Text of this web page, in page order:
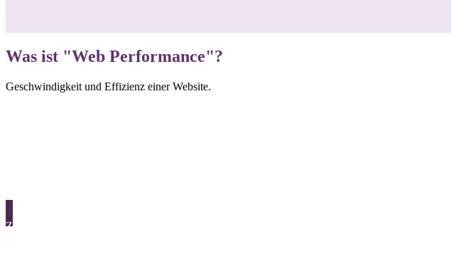
Was ist "Web Performance"?
Geschwindigkeit und Effizienz einer Website.
Zurück